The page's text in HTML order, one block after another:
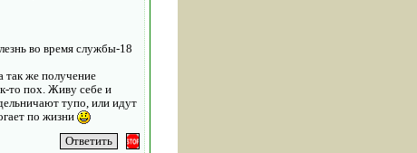
во время службы-18
же получение
то пох. Живу себе и
тупо, или идут
по жизни